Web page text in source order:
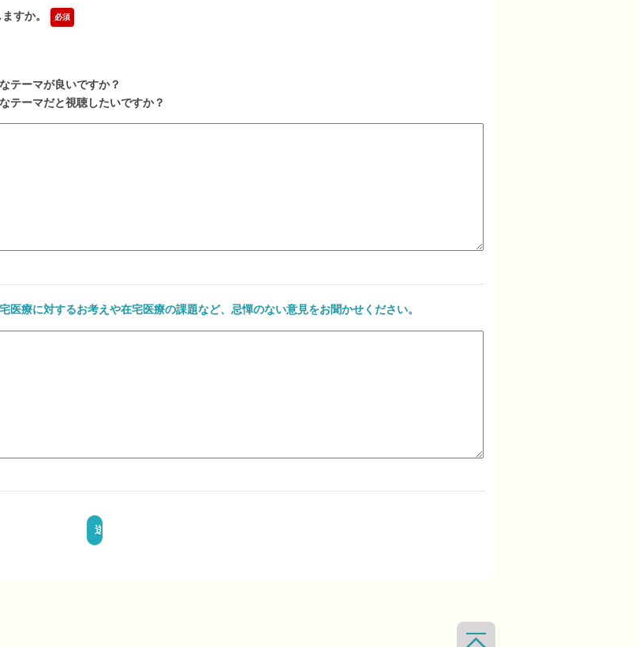
すか。 必須
テーマが良いですか？
ーマだと視聴したいですか？
療に対するお考えや在宅医療の課題など、忌憚のない意見をお聞かせください。